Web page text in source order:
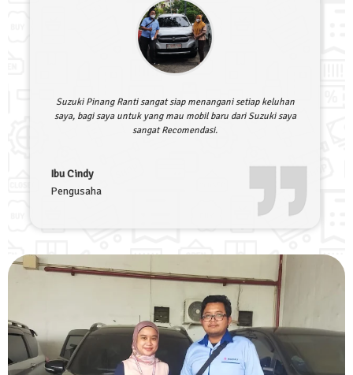
Suzuki Pinang Ranti sangat siap menangani setiap keluhan
saya, bagi saya untuk yang mau mobil baru dari Suzuki saya
sangat Recomendasi.
Ibu Cindy
Pengusaha